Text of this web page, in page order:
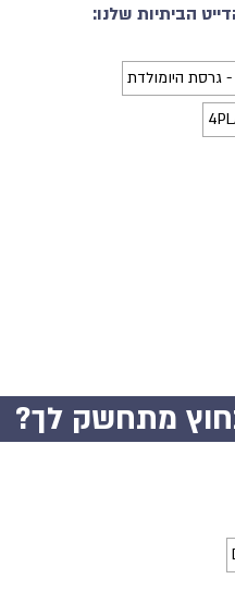
הביתיות שלנו:
גרסת היומולדת
מתחשק לך?